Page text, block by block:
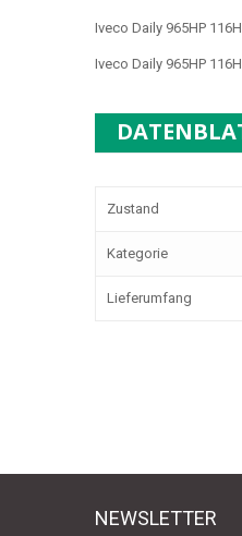
Iveco Daily 965HP
Iveco Daily 965HP
Zustand
Kategorie
Lieferumfang
NEWSLETTER